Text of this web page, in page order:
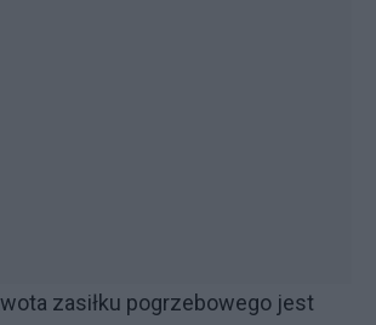
zasiłku pogrzebowego jest